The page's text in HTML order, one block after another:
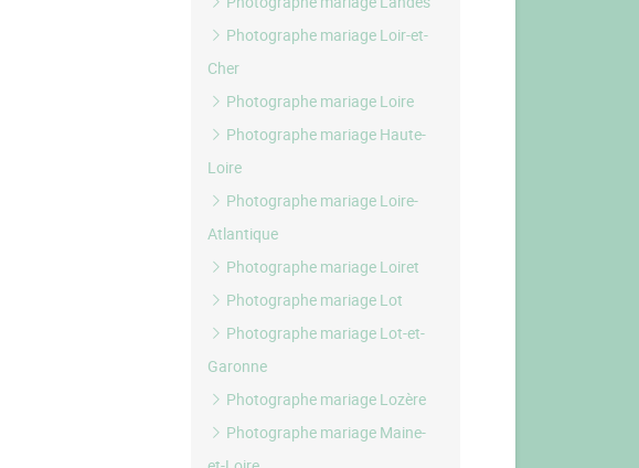
Photographe mariage Loir-et-
Cher
Photographe mariage Loire
Photographe mariage Haute-
Loire
Photographe mariage Loire-
Atlantique
Photographe mariage Loiret
Photographe mariage Lot
Photographe mariage Lot-et-
Garonne
Photographe mariage Lozère
Photographe mariage Maine-